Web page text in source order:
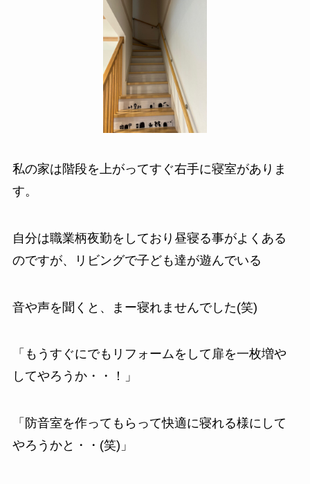
私の家は階段を上がってすぐ右手に寝室がありま
す。
自分は職業柄夜勤をしており昼寝る事がよくある
のですが、リビングで子ども達が遊んでいる
音や声を聞くと、まー寝れませんでした(笑)
「もうすぐにでもリフォームをして扉を一枚増や
してやろうか・・！」
「防音室を作ってもらって快適に寝れる様にして
やろうかと・・(笑)」